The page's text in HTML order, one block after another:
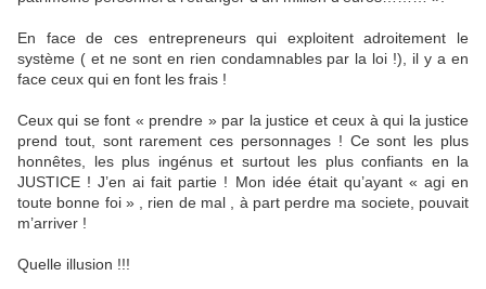
En face de ces entrepreneurs qui exploitent adroitement le
système ( et ne sont en rien condamnables par la loi !), il y a en
face ceux qui en font les frais !
Ceux qui se font « prendre » par la justice et ceux à qui la justice
prend tout, sont rarement ces personnages ! Ce sont les plus
honnêtes, les plus ingénus et surtout les plus confiants en la
JUSTICE ! J’en ai fait partie ! Mon idée était qu’ayant « agi en
toute bonne foi » , rien de mal , à part perdre ma societe, pouvait
m’arriver !
Quelle illusion !!!